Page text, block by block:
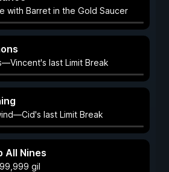
with Barret in the Gold Saucer
last Limit Break
last Limit Break
All Nines
gil